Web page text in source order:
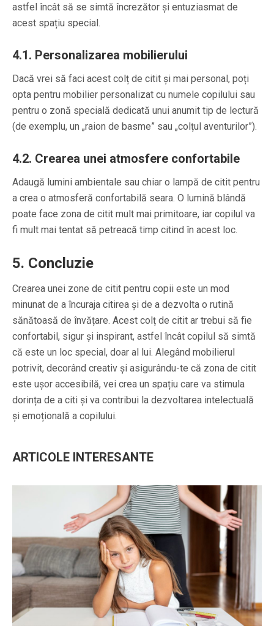
astfel încât să se simtă încrezător și entuziasmat de
acest spațiu special.
4.1. Personalizarea mobilierului
Dacă vrei să faci acest colț de citit și mai personal, poți
opta pentru mobilier personalizat cu numele copilului sau
pentru o zonă specială dedicată unui anumit tip de lectură
(de exemplu, un „raion de basme” sau „colțul aventurilor”).
4.2. Crearea unei atmosfere confortabile
Adaugă lumini ambientale sau chiar o lampă de citit pentru
a crea o atmosferă confortabilă seara. O lumină blândă
poate face zona de citit mult mai primitoare, iar copilul va
fi mult mai tentat să petreacă timp citind în acest loc.
5. Concluzie
Crearea unei zone de citit pentru copii este un mod
minunat de a încuraja citirea și de a dezvolta o rutină
sănătoasă de învățare. Acest colț de citit ar trebui să fie
confortabil, sigur și inspirant, astfel încât copilul să simtă
că este un loc special, doar al lui. Alegând mobilierul
potrivit, decorând creativ și asigurându-te că zona de citit
este ușor accesibilă, vei crea un spațiu care va stimula
dorința de a citi și va contribui la dezvoltarea intelectuală
și emoțională a copilului.
ARTICOLE INTERESANTE